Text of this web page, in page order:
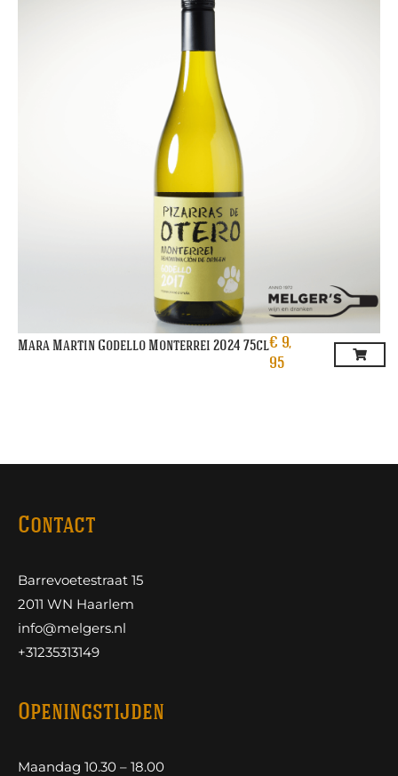
Mara Martin Godello Monterrei 2024 75cl€ 9,
95
Contact
Barrevoetestraat 15
2011 WN Haarlem
info@melgers.nl
+31235313149
Openingstijden
Maandag 10.30 – 18.00